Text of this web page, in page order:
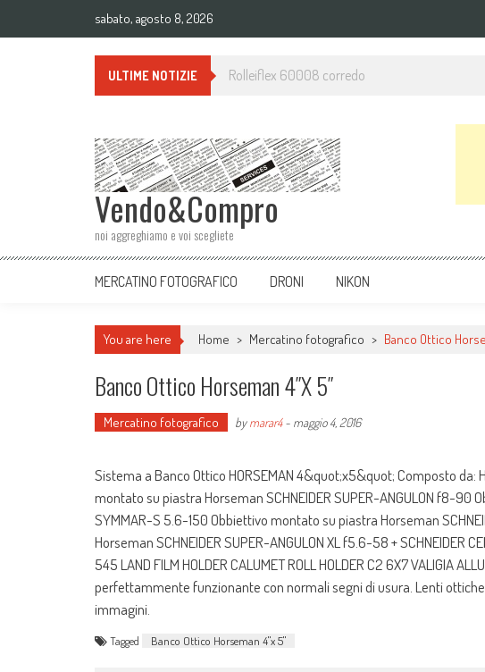
sabato, agosto 8, 2026
ULTIME NOTIZIE Monopiede BENRO A38TD ALLUMINIUM + testa
Vendo&Compro
noi aggreghiamo e voi scegliete
MERCATINO FOTOGRAFICO DRONI NIKON
You are here Home > Mercatino fotografico > Banco Ottico
Banco Ottico Horseman 4″x 5″
Mercatino fotografico bymarar4- maggio 4, 2016
Sistema a Banco Ottico HORSEMAN 4&quot;x5&quot; Composto
montato su piastra Horseman SCHNEIDER SUPER-ANGULON f8-90
SYMMAR-S 5.6-150 Obbiettivo montato su piastra Horseman
Horseman SCHNEIDER SUPER-ANGULON XL f5.6-58 + SCHNEIDER
545 LAND FILM HOLDER CALUMET ROLL HOLDER C2 6X7 VALIGIA
perfettammente funzionante con normali segni di usura. Lenti
immagini.
Tagged Banco Ottico Horseman 4"x 5"